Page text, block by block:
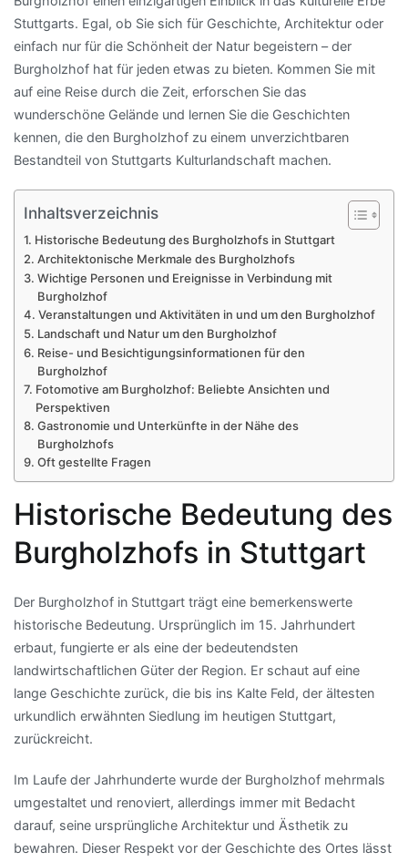
Stuttgarts. Egal, ob Sie sich für Geschichte, Architektur oder
einfach nur für die Schönheit der Natur begeistern – der
Burgholzhof hat für jeden etwas zu bieten. Kommen Sie mit
auf eine Reise durch die Zeit, erforschen Sie das
wunderschöne Gelände und lernen Sie die Geschichten
kennen, die den Burgholzhof zu einem unverzichtbaren
Bestandteil von Stuttgarts Kulturlandschaft machen.
Inhaltsverzeichnis
Historische Bedeutung des Burgholzhofs in Stuttgart
Architektonische Merkmale des Burgholzhofs
Wichtige Personen und Ereignisse in Verbindung mit
Burgholzhof
Veranstaltungen und Aktivitäten in und um den Burgholzhof
Landschaft und Natur um den Burgholzhof
Reise- und Besichtigungsinformationen für den
Burgholzhof
Fotomotive am Burgholzhof: Beliebte Ansichten und
Perspektiven
Gastronomie und Unterkünfte in der Nähe des
Burgholzhofs
Oft gestellte Fragen
Historische Bedeutung des
Burgholzhofs in Stuttgart
Der Burgholzhof in Stuttgart trägt eine bemerkenswerte
historische Bedeutung. Ursprünglich im 15. Jahrhundert
erbaut, fungierte er als eine der bedeutendsten
landwirtschaftlichen Güter der Region. Er schaut auf eine
lange Geschichte zurück, die bis ins Kalte Feld, der ältesten
urkundlich erwähnten Siedlung im heutigen Stuttgart,
zurückreicht.
Im Laufe der Jahrhunderte wurde der Burgholzhof mehrmals
umgestaltet und renoviert, allerdings immer mit Bedacht
darauf, seine ursprüngliche Architektur und Ästhetik zu
bewahren. Dieser Respekt vor der Geschichte des Ortes lässt